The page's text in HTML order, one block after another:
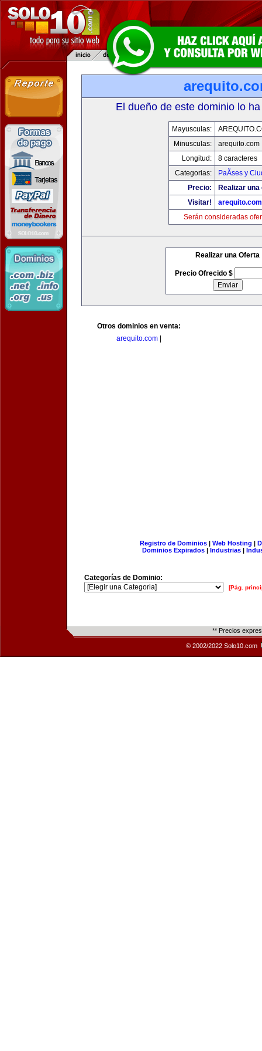
El dueño de este dominio lo
Mayusculas:
Minusculas:
arequito.com
Longitud:
8 caracteres
Categorias:
PaÃ­ses y
Precio:
Realizar
Visitar!
arequito.com
Serán consideradas
Realizar una Oferta
Precio Ofrecido $
Otros dominios en venta:
arequito.com
Registro de Dominios| Web Hosting |
Dominios Expirados | Industrias |
Categorías de Dominio:
[Pág.
** Precios
© 2002/2022 Solo10.com